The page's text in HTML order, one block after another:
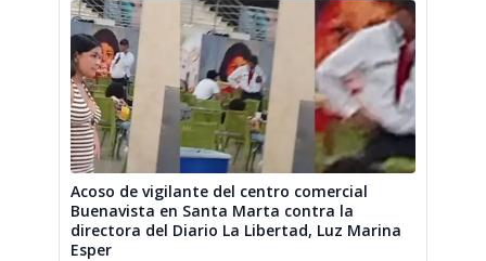
Acoso de vigilante del centro comercial
Buenavista en Santa Marta contra la
directora del Diario La Libertad, Luz Marina
Esper